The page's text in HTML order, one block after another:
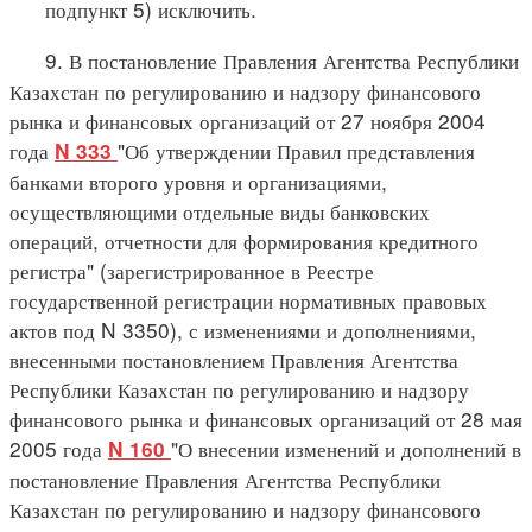
подпункт 5) исключить.
9. В постановление Правления Агентства Республики
Казахстан по регулированию и надзору финансового
рынка и финансовых организаций от 27 ноября 2004
года N 333 "Об утверждении Правил представления
банками второго уровня и организациями,
осуществляющими отдельные виды банковских
операций, отчетности для формирования кредитного
регистра" (зарегистрированное в Реестре
государственной регистрации нормативных правовых
актов под N 3350), с изменениями и дополнениями,
внесенными постановлением Правления Агентства
Республики Казахстан по регулированию и надзору
финансового рынка и финансовых организаций от 28 мая
2005 года N 160 "О внесении изменений и дополнений в
постановление Правления Агентства Республики
Казахстан по регулированию и надзору финансового